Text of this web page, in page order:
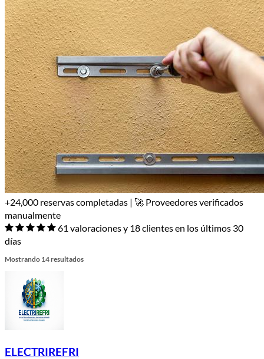
+24,000 reservas completadas | 🚀 Proveedores verificados
manualmente
61 valoraciones y 18 clientes en los últimos 30
días
Mostrando 14 resultados
ELECTRIREFRI